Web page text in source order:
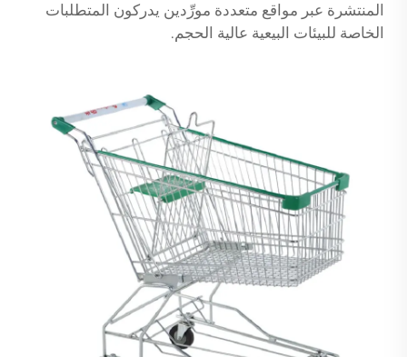
المنتشرة عبر مواقع متعددة مورِّدين يدركون المتطلبات
الخاصة للبيئات البيعية عالية الحجم.